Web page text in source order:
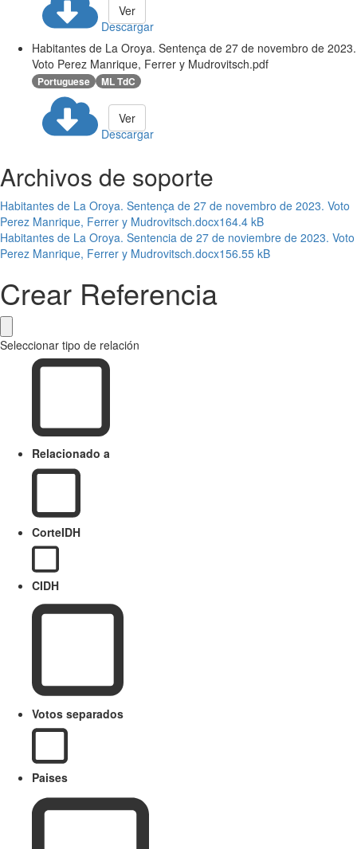
Descargar
Ver
Habitantes de La Oroya. Sentença de 27 de novembro de 2023.
Voto Perez Manrique, Ferrer y Mudrovitsch.pdf
Portuguese ML TdC
Descargar
Ver
Archivos de soporte
Habitantes de La Oroya. Sentença de 27 de novembro de 2023. Voto
Perez Manrique, Ferrer y Mudrovitsch.docx164.4 kB
Habitantes de La Oroya. Sentencia de 27 de noviembre de 2023. Voto
Perez Manrique, Ferrer y Mudrovitsch.docx156.55 kB
Crear Referencia
Seleccionar tipo de relación
Relacionado a
CorteIDH
CIDH
Votos separados
Paises